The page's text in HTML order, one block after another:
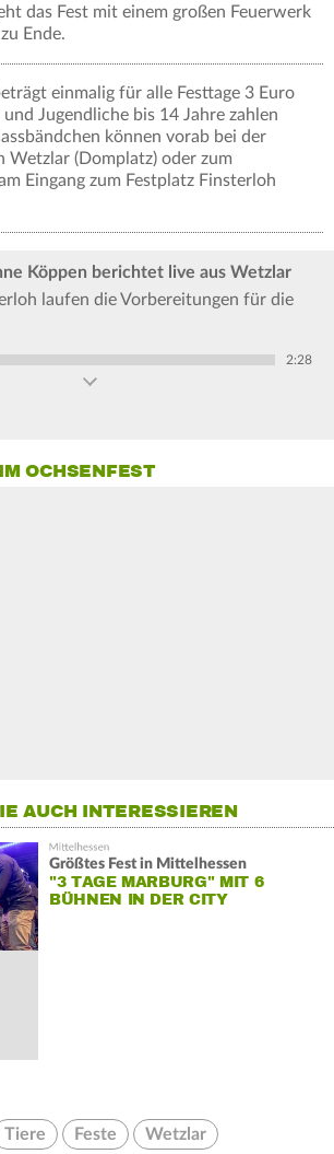
das Fest mit einem großen Feuerwerk
Ende.
einmalig für alle Festtage 3 Euro
Jugendliche bis 14 Jahre zahlen
können vorab bei der
(Domplatz) oder zum
Eingang zum Festplatz Finsterloh
Köppen berichtet live aus Wetzlar
laufen die Vorbereitungen für die
2:28
OCHSENFEST
AUCH INTERESSIEREN
Größtes Fest in Mittelhessen
"3 TAGE MARBURG" MIT 6
BÜHNEN IN DER CITY
Tiere Feste Wetzlar